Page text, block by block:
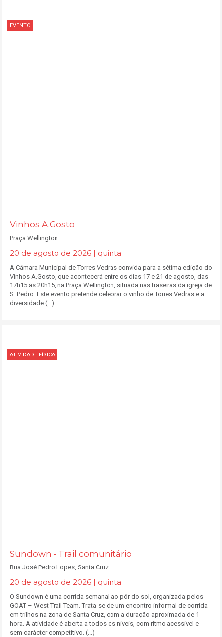
EVENTO
Vinhos A.Gosto
Praça Wellington
20 de agosto de 2026 | quinta
A Câmara Municipal de Torres Vedras convida para a sétima edição do
Vinhos A.Gosto, que acontecerá entre os dias 17 e 21 de agosto, das
17h15 às 20h15, na Praça Wellington, situada nas traseiras da igreja de
S. Pedro. Este evento pretende celebrar o vinho de Torres Vedras e a
diversidade (...)
ATIVIDADE FÍSICA
Sundown - Trail comunitário
Rua José Pedro Lopes, Santa Cruz
20 de agosto de 2026 | quinta
O Sundown é uma corrida semanal ao pôr do sol, organizada pelos
GOAT – West Trail Team. Trata-se de um encontro informal de corrida
em trilhos na zona de Santa Cruz, com a duração aproximada de 1
hora. A atividade é aberta a todos os níveis, com ritmo acessível e
sem carácter competitivo. (...)